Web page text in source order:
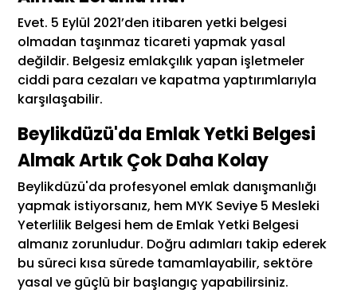
Evet. 5 Eylül 2021’den itibaren yetki belgesi
olmadan taşınmaz ticareti yapmak yasal
değildir. Belgesiz emlakçılık yapan işletmeler
ciddi para cezaları ve kapatma yaptırımlarıyla
karşılaşabilir.
Beylikdüzü'da Emlak Yetki Belgesi
Almak Artık Çok Daha Kolay
Beylikdüzü'da profesyonel emlak danışmanlığı
yapmak istiyorsanız, hem MYK Seviye 5 Mesleki
Yeterlilik Belgesi hem de Emlak Yetki Belgesi
almanız zorunludur. Doğru adımları takip ederek
bu süreci kısa sürede tamamlayabilir, sektöre
yasal ve güçlü bir başlangıç yapabilirsiniz.